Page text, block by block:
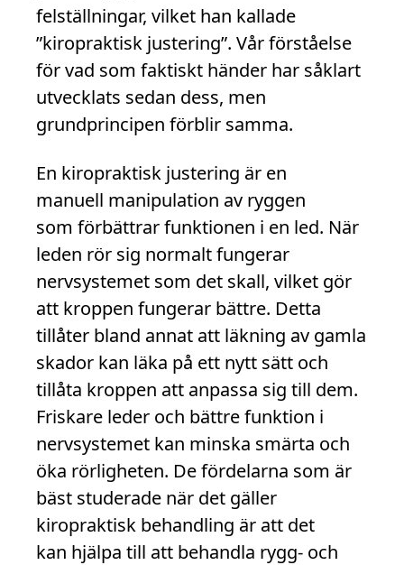
felställningar, vilket han kallade
”kiropraktisk justering”. Vår förståelse
för vad som faktiskt händer har såklart
utvecklats sedan dess, men
grundprincipen förblir samma.
En kiropraktisk justering är en
manuell manipulation av ryggen
som förbättrar funktionen i en led. När
leden rör sig normalt fungerar
nervsystemet som det skall, vilket gör
att kroppen fungerar bättre. Detta
tillåter bland annat att läkning av gamla
skador kan läka på ett nytt sätt och
tillåta kroppen att anpassa sig till dem.
Friskare leder och bättre funktion i
nervsystemet kan minska smärta och
öka rörligheten. De fördelarna som är
bäst studerade när det gäller
kiropraktisk behandling är att det
kan hjälpa till att behandla rygg- och